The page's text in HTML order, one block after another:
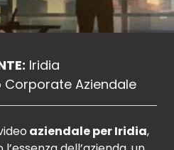
Iridia
Corporate Aziendale
aziendale per Iridia,